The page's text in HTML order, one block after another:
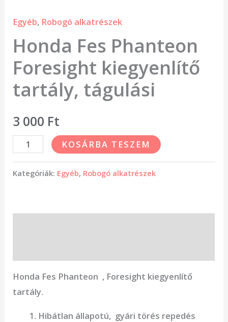
Egyéb, Robogó alkatrészek
Honda Fes Phanteon
Foresight kiegyenlítő
tartály, tágulási
3 000 Ft
KOSÁRBA TESZEM
Kategóriák: Egyéb, Robogó alkatrészek
Honda Fes Phanteon , Foresight kiegyenlítő
tartály.
Hibátlan állapotú, gyári törés repedés